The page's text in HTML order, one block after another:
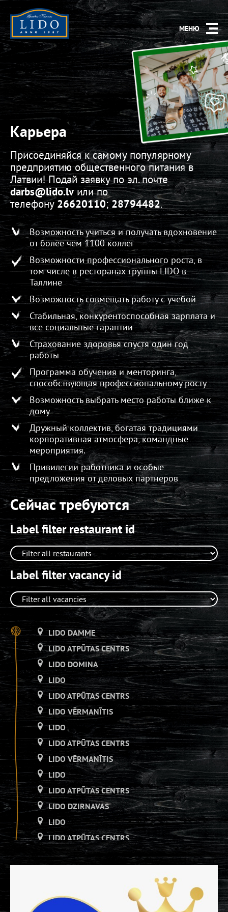
МЕНЮ
Карьера
Присоединяйся к самому популярному
предприятию общественного питания в
Латвии! Подай заявку по эл. почте
darbs@lido.lvили по
телефону 26620110;28794482.
Возможность учиться и получать вдохновение
от более чем 1100 коллег
Возможности профессионального роста, в
том числе в ресторанах группы LIDO в
Таллине
Возможность совмещать работу с учебой
Стабильная, конкурентоспособная зарплата и
все социальные гарантии
Страхование здоровья спустя один год
работы
Программа обучения и менторинга,
способствующая профессиональному росту
Возможность выбрать место работы ближе к
дому
Дружный коллектив, богатая традициями
корпоративная атмосфера, командные
мероприятия.
Привилегии работника и особые
предложения от деловых партнеров
Сейчас требуются
Label filter restaurant id
Label filter vacancy id
LIDO DAMME
LIDO ATPŪTAS CENTRS
LIDO DOMINA
LIDO
LIDO ATPŪTAS CENTRS
LIDO VĒRMANĪTIS
LIDO
LIDO ATPŪTAS CENTRS
LIDO VĒRMANĪTIS
LIDO
LIDO ATPŪTAS CENTRS
LIDO DZIRNAVAS
LIDO
LIDO ATPŪTAS CENTRS
LIDO DZIRNAVAS
LIDO DZIRNAVAS